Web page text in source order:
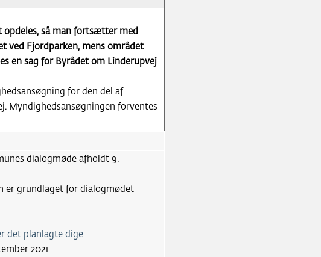
opdeles, så man fortsætter med
ved Fjordparken, mens området
en sag for Byrådet om Linderupvej
for den del af
Myndighedsansøgningen forventes
dialogmøde afholdt 9.
er grundlaget for dialogmødet
det planlagte dige
2021